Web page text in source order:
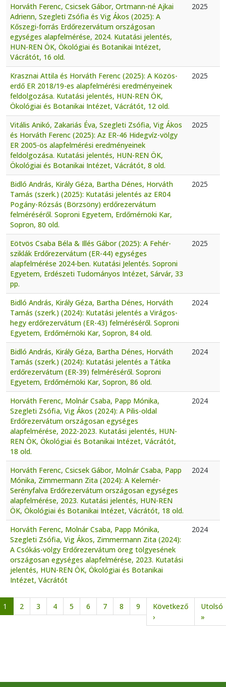
Horváth Ferenc, Csicsek Gábor, Ortmann-né Ajkai
Adrienn, Szegleti Zsófia és Vig Ákos (2025): A
Kőszegi-forrás Erdőrezervátum országosan
egységes alapfelmérése, 2024. Kutatási jelentés,
HUN-REN ÖK, Ökológiai és Botanikai Intézet,
Vácrátót, 16 old.
2025
Krasznai Attila és Horváth Ferenc (2025): A Közös-
erdő ER 2018/19-es alapfelmérési eredményeinek
feldolgozása. Kutatási jelentés, HUN-REN ÖK,
Ökológiai és Botanikai Intézet, Vácrátót, 12 old.
2025
Vitális Anikó, Zakariás Éva, Szegleti Zsófia, Vig Ákos
és Horváth Ferenc (2025): Az ER-46 Hidegvíz-völgy
ER 2005-ös alapfelmérési eredményeinek
feldolgozása. Kutatási jelentés, HUN-REN ÖK,
Ökológiai és Botanikai Intézet, Vácrátót, 8 old.
2025
Bidló András, Király Géza, Bartha Dénes, Horváth
Tamás (szerk.) (2025): Kutatási jelentés az ER04
Pogány-Rózsás (Börzsöny) erdőrezervátum
felméréséről. Soproni Egyetem, Erdőmérnöki Kar,
Sopron, 80 old.
2025
Eötvös Csaba Béla & Illés Gábor (2025): A Fehér-
sziklák Erdőrezervátum (ER-44) egységes
alapfelmérése 2024-ben. Kutatási Jelentés. Soproni
Egyetem, Erdészeti Tudományos Intézet, Sárvár, 33
pp.
2025
Bidló András, Király Géza, Bartha Dénes, Horváth
Tamás (szerk.) (2024): Kutatási jelentés a Virágos-
hegy erdőrezervátum (ER-43) felméréséről. Soproni
Egyetem, Erdőmérnöki Kar, Sopron, 84 old.
2024
Bidló András, Király Géza, Bartha Dénes, Horváth
Tamás (szerk.) (2024): Kutatási jelentés a Tátika
erdőrezervátum (ER-39) felméréséről. Soproni
Egyetem, Erdőmérnöki Kar, Sopron, 86 old.
2024
Horváth Ferenc, Molnár Csaba, Papp Mónika,
Szegleti Zsófia, Vig Ákos (2024): A Pilis-oldal
Erdőrezervátum országosan egységes
alapfelmérése, 2022-2023. Kutatási jelentés, HUN-
REN ÖK, Ökológiai és Botanikai Intézet, Vácrátót,
18 old.
2024
Horváth Ferenc, Csicsek Gábor, Molnár Csaba, Papp
Mónika, Zimmermann Zita (2024): A Kelemér-
Serényfalva Erdőrezervátum országosan egységes
alapfelmérése, 2023. Kutatási jelentés, HUN-REN
ÖK, Ökológiai és Botanikai Intézet, Vácrátót, 18 old.
2024
Horváth Ferenc, Molnár Csaba, Papp Mónika,
Szegleti Zsófia, Vig Ákos, Zimmermann Zita (2024):
A Csókás-völgy Erdőrezervátum öreg tölgyesének
országosan egységes alapfelmérése, 2023. Kutatási
jelentés, HUN-REN ÖK, Ökológiai és Botanikai
Intézet, Vácrátót
2024
Oldalszámozás
1 2 3 4 5 6 7 8 9
Következő
›Következő oldal
Utolsó
»